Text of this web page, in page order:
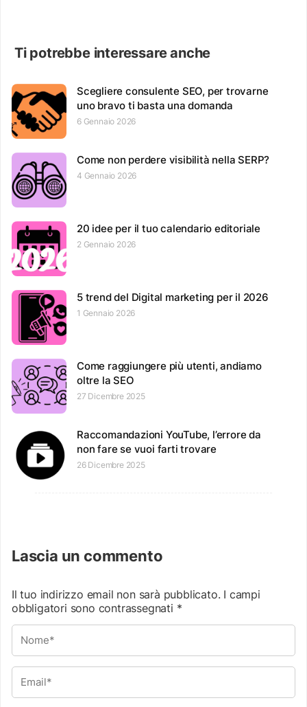
Ti potrebbe interessare anche
Scegliere consulente SEO, per trovarne
uno bravo ti basta una domanda
6 Gennaio 2026
Come non perdere visibilità nella SERP?
4 Gennaio 2026
20 idee per il tuo calendario editoriale
2 Gennaio 2026
5 trend del Digital marketing per il 2026
1 Gennaio 2026
Come raggiungere più utenti, andiamo
oltre la SEO
27 Dicembre 2025
Raccomandazioni YouTube, l’errore da
non fare se vuoi farti trovare
26 Dicembre 2025
Lascia un commento
Il tuo indirizzo email non sarà pubblicato. I campi
obbligatori sono contrassegnati *